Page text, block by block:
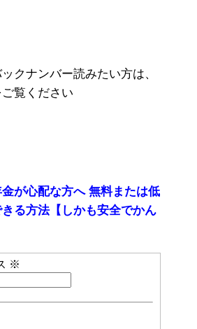
クナンバー読みたい方は、
覧ください
が心配な方へ 無料または低
る方法【しかも安全でかん
※